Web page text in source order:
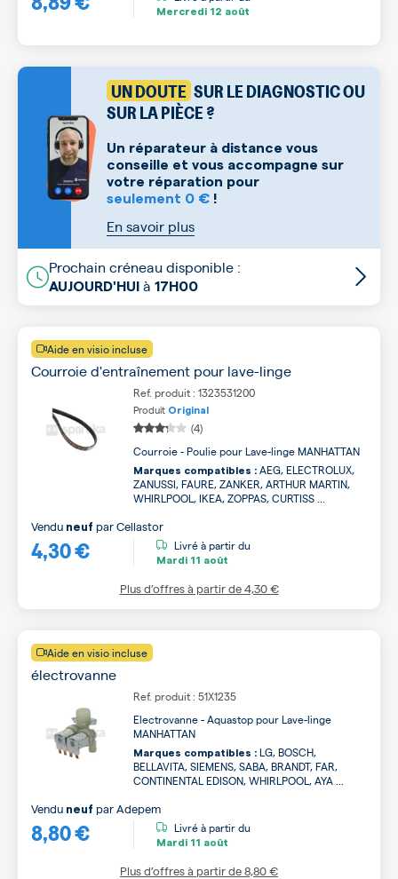
Mercredi 12 août
UN DOUTE SUR LE DIAGNOSTIC OU
SUR LA PIÈCE ?
Un réparateur à distance vous
conseille et vous accompagne sur
votre réparation pour
seulement 0 € !
En savoir plus
Prochain créneau disponible :
AUJOURD'HUI à 17H00
Aide en visio incluse
Courroie d'entraînement pour lave-linge
Ref. produit : 1323531200
Produit Original
(4)
Courroie - Poulie pour Lave-linge MANHATTAN
Marques compatibles : AEG, ELECTROLUX,
ZANUSSI, FAURE, ZANKER, ARTHUR MARTIN,
WHIRLPOOL, IKEA, ZOPPAS, CURTISS ...
4,30 €
Vendu neuf parCellastor
Livré à partir du
Mardi 11 août
Plus d’offres à partir de4,30 €
Aide en visio incluse
électrovanne
Ref. produit : 51X1235
Electrovanne - Aquastop pour Lave-linge
MANHATTAN
Marques compatibles : LG, BOSCH,
BELLAVITA, SIEMENS, SABA, BRANDT, FAR,
CONTINENTAL EDISON, WHIRLPOOL, AYA ...
8,80 €
Vendu neuf parAdepem
Livré à partir du
Mardi 11 août
Plus d’offres à partir de8,80 €